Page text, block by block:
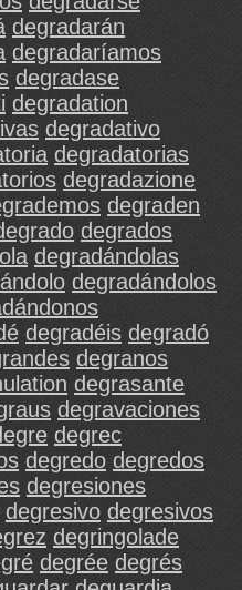
degradarán
degradaríamos
degradase
degradation
degradativo
degradatorias
degradazione
degraden
degrados
degradándolas
degradándolos
degradéis degradó
degranos
degrasante
degravaciones
degrec
degredo degredos
degresiones
degresivo degresivos
degringolade
degrée degrés